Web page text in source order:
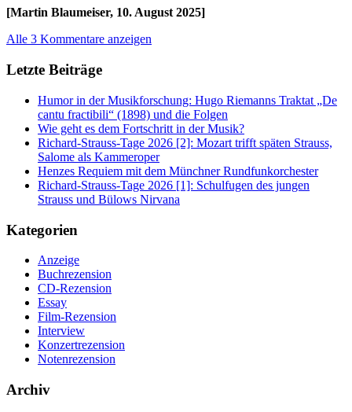
[Martin Blaumeiser, 10. August 2025]
Alle 3 Kommentare anzeigen
Letzte Beiträge
Humor in der Musikforschung: Hugo Riemanns Traktat „De
cantu fractibili“ (1898) und die Folgen
Wie geht es dem Fortschritt in der Musik?
Richard-Strauss-Tage 2026 [2]: Mozart trifft späten Strauss,
Salome als Kammeroper
Henzes Requiem mit dem Münchner Rundfunkorchester
Richard-Strauss-Tage 2026 [1]: Schulfugen des jungen
Strauss und Bülows Nirvana
Kategorien
Anzeige
Buchrezension
CD-Rezension
Essay
Film-Rezension
Interview
Konzertrezension
Notenrezension
Archiv